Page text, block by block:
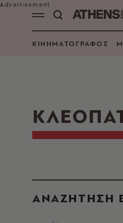
ΚΙΝΗΜΑΤΟΓΡΑΦΟΣ
ΑΝΑΖΗΤΗΣΗ